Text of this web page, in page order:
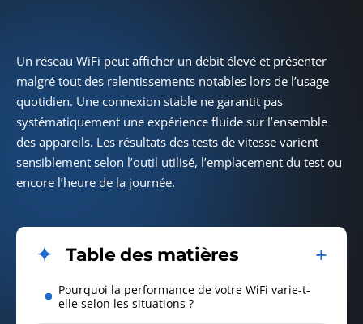
Un réseau WiFi peut afficher un débit élevé et présenter
malgré tout des ralentissements notables lors de l’usage
quotidien. Une connexion stable ne garantit pas
systématiquement une expérience fluide sur l’ensemble
des appareils. Les résultats des tests de vitesse varient
sensiblement selon l’outil utilisé, l’emplacement du test ou
encore l’heure de la journée.
Table des matières
Pourquoi la performance de votre WiFi varie-t-
elle selon les situations ?